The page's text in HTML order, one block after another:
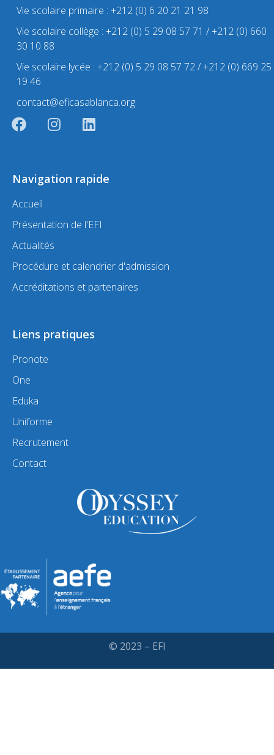
Vie scolaire primaire : +212 (0) 6 20 21 21 98
Vie scolaire collège : +212 (0) 5 29 08 57 71 / +212 (0) 660
30 10 88
Vie scolaire lycée : +212 (0) 5 29 08 57 72 / +212 (0) 669 25
19 46
contact@eficasablanca.org
Navigation rapide
Accueil
Présentation de l'EFI
Actualités
Procédure et calendrier d'admission
Accréditations et partenaires
Liens pratiques
Pronote
One
Eduka
Uniforme
Recrutement
Contact
© 2023 – EFI